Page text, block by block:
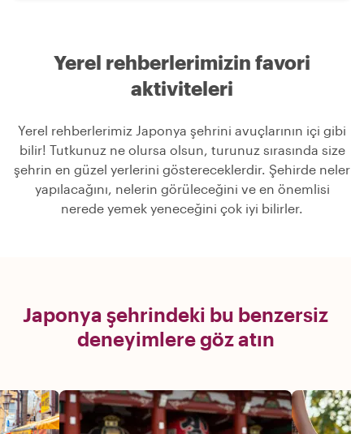
Yerel rehberlerimizin favori
aktiviteleri
Yerel rehberlerimiz Japonya şehrini avuçlarının içi gibi
bilir! Tutkunuz ne olursa olsun, turunuz sırasında size
şehrin en güzel yerlerini göstereceklerdir. Şehirde neler
yapılacağını, nelerin görüleceğini ve en önemlisi
nerede yemek yeneceğini çok iyi bilirler.
Japonya şehrindeki bu benzersiz
deneyimlere göz atın